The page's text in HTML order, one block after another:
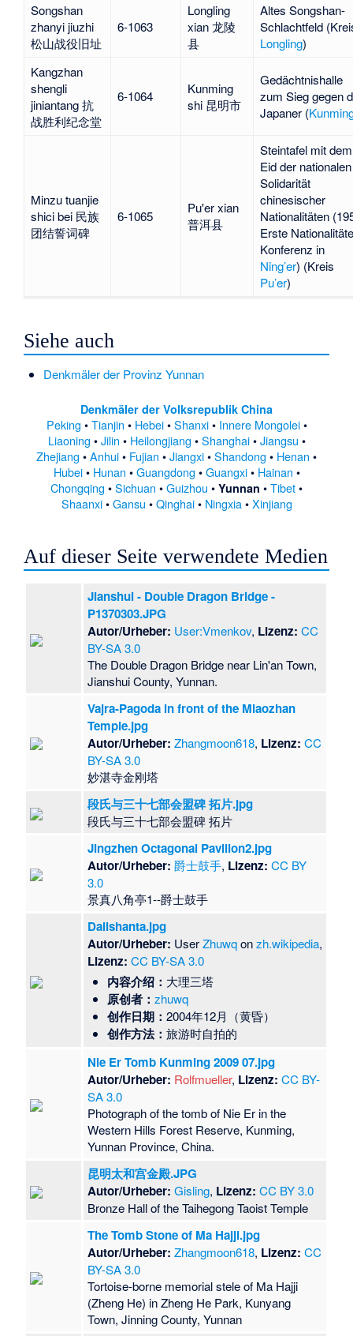
Songshan
zhanyi jiuzhi
松山战役旧址
6-1063
Longling
xian 龙陵
县
Altes Songshan-
Schlachtfeld
Longling)
Kangzhan
shengli
jiniantang 抗
战胜利纪念堂
6-1064
Kunming
shi 昆明市
Gedächtnishalle
zum Sieg gegen
Japaner (
Minzu tuanjie
shici bei 民族
团结誓词碑
6-1065
Pu'er xian
普洱县
Steintafel mit dem
Eid der nationalen
Solidarität
chinesischer
Nationalitäten
Erste
Konferenz in
Ning’er) (Kreis
Pu’er)
Siehe auch
Denkmäler der Provinz Yunnan
Denkmäler der Volksrepublik China
Peking •Tianjin • Hebei•Shanxi• Innere Mongolei•
Liaoning •Jilin • Heilongjiang •Shanghai•Jiangsu •
Zhejiang •Anhui• Fujian •Jiangxi•Shandong • Henan •
Hubei• Hunan •Guangdong •Guangxi• Hainan •
Chongqing •Sichuan •Guizhou • Yunnan •Tibet•
Shaanxi•Gansu •Qinghai• Ningxia•Xinjiang
Auf dieser Seite verwendete Medien
Jianshui - Double Dragon Bridge -
P1370303.JPG
Autor/Urheber: User:Vmenkov, Lizenz: CC
BY-SA 3.0
The Double Dragon Bridge near Lin'an Town,
Jianshui County, Yunnan.
Vajra-Pagoda in front of the Miaozhan
Temple.jpg
Autor/Urheber: Zhangmoon618, Lizenz: CC
BY-SA 3.0
​妙湛寺金刚塔
段氏与三十七部会盟碑 拓片.jpg
​段氏与三十七部会盟碑 拓片
Jingzhen Octagonal Pavilion2.jpg
Autor/Urheber: 爵士鼓手, Lizenz: CC BY
3.0
景真八角亭1--爵士鼓手
Dalishanta.jpg
Autor/Urheber: UserZhuwqonzh.wikipedia,
Lizenz: CC BY-SA 3.0
内容介绍： 大理三塔
原创者： zhuwq
创作日期： 2004年12月（黄昏）
创作方法： 旅游时自拍的
Nie Er Tomb Kunming 2009 07.jpg
Autor/Urheber: Rolfmueller, Lizenz: CC BY-
SA 3.0
Photograph of the tomb of Nie Er in the
Western Hills Forest Reserve, Kunming,
Yunnan Province, China.
昆明太和宫金殿.JPG
Autor/Urheber: Gisling, Lizenz: CC BY 3.0
Bronze Hall of the Taihegong Taoist Temple
The Tomb Stone of Ma Hajji.jpg
Autor/Urheber: Zhangmoon618, Lizenz: CC
BY-SA 3.0
Tortoise-borne memorial stele of Ma Hajji
(Zheng He) in Zheng He Park, Kunyang
Town, Jinning County, Yunnan